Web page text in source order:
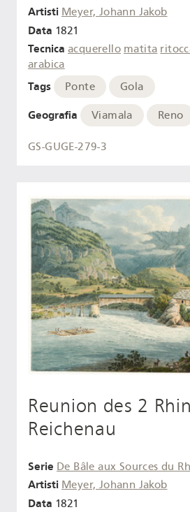
Artisti Meyer, Johann Jakob
Data 1821
Tecnica acquerello matita
arabica
Tags Ponte Gola
Geografia Viamala Reno
GS-GUGE-279-3
Reunion des 2
Reichenau
Serie De Bâle aux Sources du
Artisti Meyer, Johann Jakob
Data 1821